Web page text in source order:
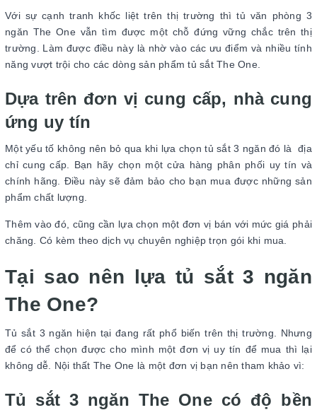
Với sự cạnh tranh khốc liệt trên thị trường thì tủ văn phòng 3
ngăn The One vẫn tìm được một chỗ đứng vững chắc trên thị
trường. Làm được điều này là nhờ vào các ưu điểm và nhiều tính
năng vượt trội cho các dòng sản phẩm tủ sắt The One.
Dựa trên đơn vị cung cấp, nhà cung
ứng uy tín
Một yếu tố không nên bỏ qua khi lựa chọn tủ sắt 3 ngăn đó là địa
chỉ cung cấp. Bạn hãy chọn một cửa hàng phân phối uy tín và
chính hãng. Điều này sẽ đảm bảo cho bạn mua được những sản
phẩm chất lượng.
Thêm vào đó, cũng cần lựa chọn một đơn vị bán với mức giá phải
chăng. Có kèm theo dịch vụ chuyên nghiệp trọn gói khi mua.
Tại sao nên lựa tủ sắt 3 ngăn
The One?
Tủ sắt 3 ngăn hiện tại đang rất phổ biến trên thị trường. Nhưng
để có thể chọn được cho mình một đơn vị uy tín để mua thì lại
không dễ. Nội thất The One là một đơn vị bạn nên tham khảo vì:
Tủ sắt 3 ngăn The One có độ bền